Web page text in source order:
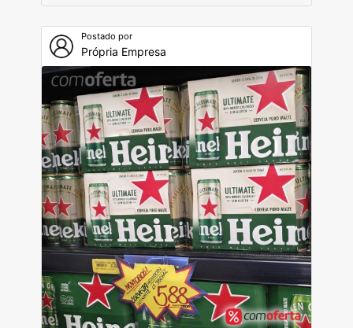
Postado por
Própria Empresa